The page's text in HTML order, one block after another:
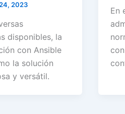
2023
disponibles, la
con Ansible
la solución
y versátil.
En